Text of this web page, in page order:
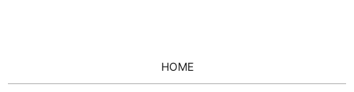
HOME